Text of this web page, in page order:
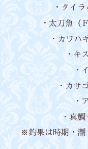
・タイ
・太刀魚（
・カワハ
・キ
・
・カサ
・
・真
※釣果は時期・潮